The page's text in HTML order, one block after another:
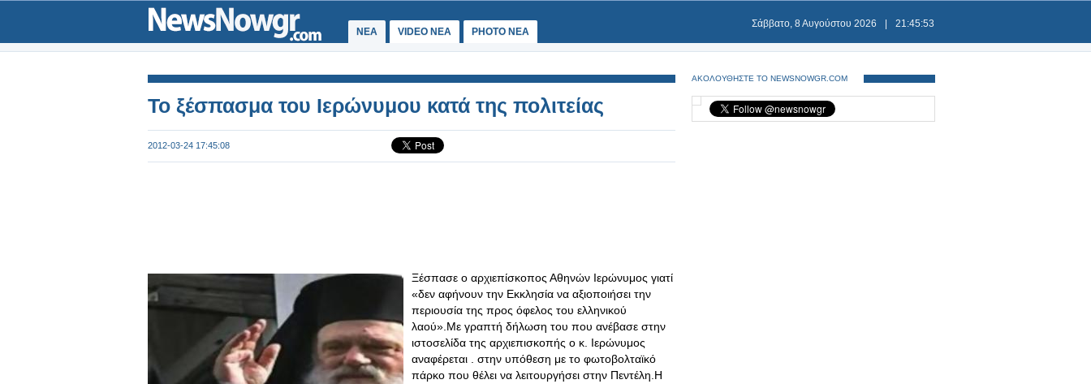
ΝΕΑ VIDEO NEA PHOTO NEA
Σάββατο, 8 Αυγούστου 2026 21:45:54
Το ξέσπασμα του Ιερώνυμου κατά της πολιτείας
2012-03-24 17:45:08
Ξέσπασε ο αρχιεπίσκοπος Αθηνών Ιερώνυμος γιατί
«δεν αφήνουν την Εκκλησία να αξιοποιήσει την
περιουσία της προς όφελος του ελληνικού
λαού».Με γραπτή δήλωση του που ανέβασε στην
ιστοσελίδα της αρχιεπισκοπής ο κ. Ιερώνυμος
αναφέρεται . στην υπόθεση με το φωτοβολταϊκό
πάρκο που θέλει να λειτουργήσει στην Πεντέλη.Η
ΑΚΟΛΟΥΘΗΣΤΕ ΤΟ NEWSNOWGR.COM